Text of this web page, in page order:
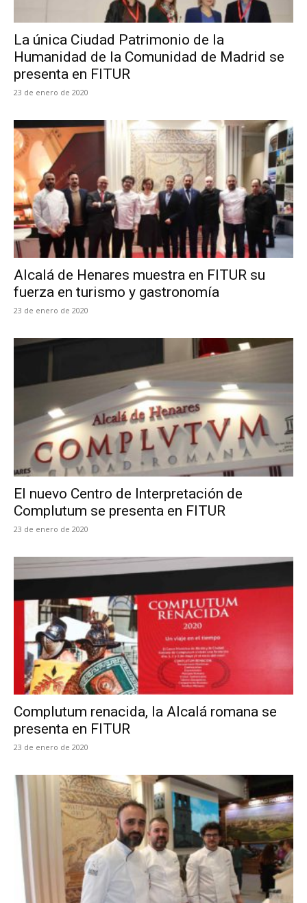
La única Ciudad Patrimonio de la
Humanidad de la Comunidad de Madrid se
presenta en FITUR
23 de enero de 2020
Alcalá de Henares muestra en FITUR su
fuerza en turismo y gastronomía
23 de enero de 2020
El nuevo Centro de Interpretación de
Complutum se presenta en FITUR
23 de enero de 2020
Complutum renacida, la Alcalá romana se
presenta en FITUR
23 de enero de 2020